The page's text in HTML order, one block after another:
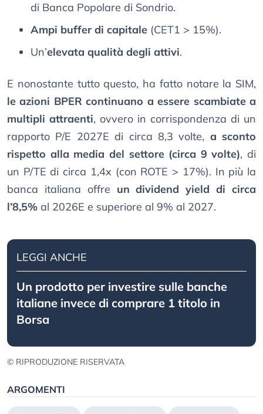
di Banca Popolare di Sondrio.
Ampi buffer di capitale (CET1 > 15%).
Un’elevata qualità degli attivi.
E nonostante tutto questo, ha fatto notare la SIM,
le azioni BPER continuano a essere scambiate a
multipli attraenti, ovvero in corrispondenza di un
rapporto P/E 2027E di circa 8,3 volte, a sconto
rispetto alla media del settore (circa 9 volte), di
un P/TE di circa 1,4x (con ROTE > 17%). In più la
banca italiana offre un dividend yield di circa
l’8,5% al 2026E e superiore al 9% al 2027.
LEGGI ANCHE
Un prodotto per investire sulle banche
italiane invece di comprare 1 titolo in
Borsa
© RIPRODUZIONE RISERVATA
ARGOMENTI